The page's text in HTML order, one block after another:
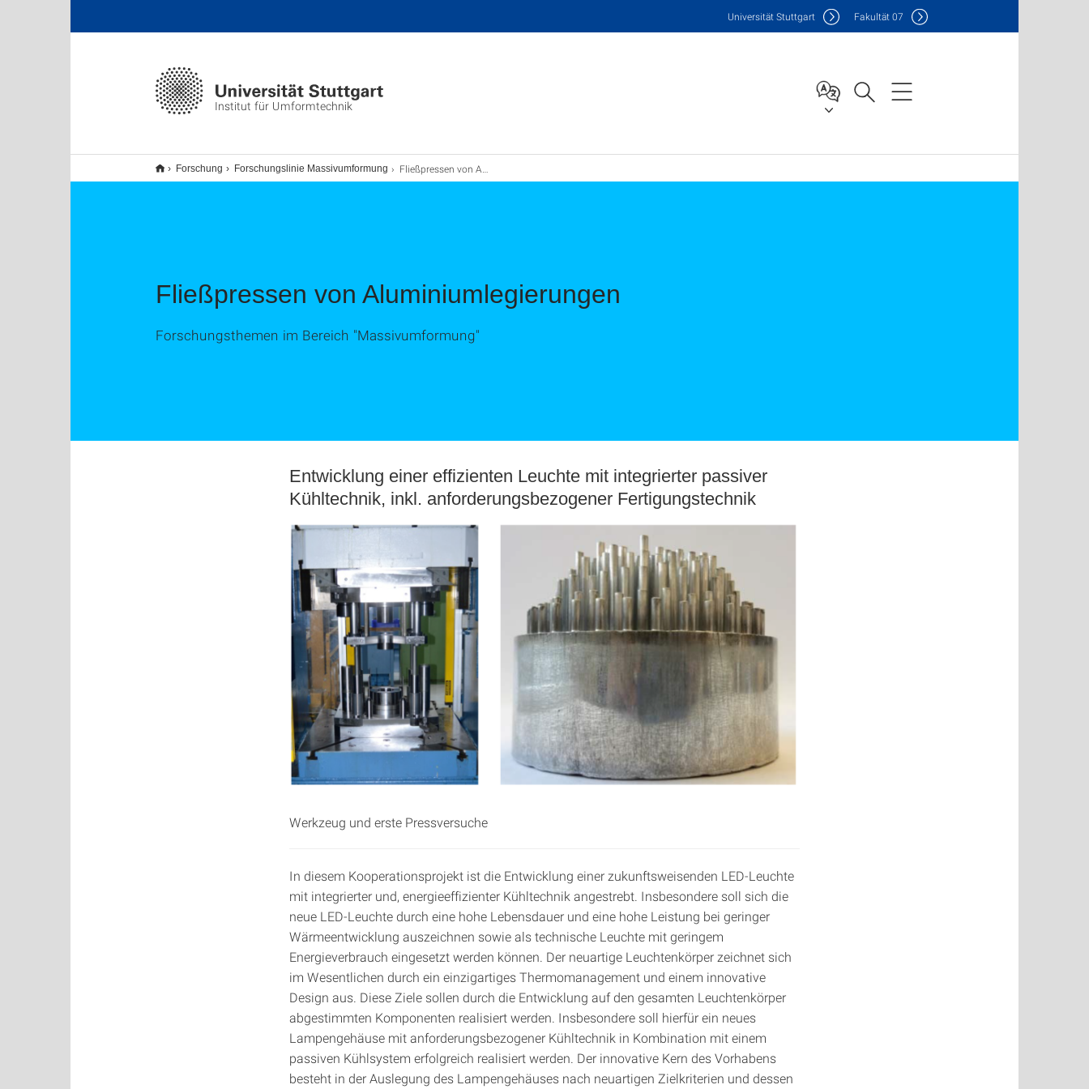
Institut für Umformtechnik
Universität Stuttgart Fakultät07
Forschung Forschungslinie Massivumformung Fließpressen von Aluminiumlegierungen
Fließpressen von Aluminiumlegierungen
Forschungsthemen im Bereich "Massivumformung"
Entwicklung einer effizienten Leuchte mit integrierter passiver
Kühltechnik, inkl. anforderungsbezogener Fertigungstechnik
Werkzeug und erste Pressversuche
In diesem Kooperationsprojekt ist die Entwicklung einer zukunftsweisenden LED-Leuchte
mit integrierter und, energieeffizienter Kühltechnik angestrebt. Insbesondere soll sich die
neue LED-Leuchte durch eine hohe Lebensdauer und eine hohe Leistung bei geringer
Wärmeentwicklung auszeichnen sowie als technische Leuchte mit geringem
Energieverbrauch eingesetzt werden können. Der neuartige Leuchtenkörper zeichnet sich
im Wesentlichen durch ein einzigartiges Thermomanagement und einem innovative
Design aus. Diese Ziele sollen durch die Entwicklung auf den gesamten Leuchtenkörper
abgestimmten Komponenten realisiert werden. Insbesondere soll hierfür ein neues
Lampengehäuse mit anforderungsbezogener Kühltechnik in Kombination mit einem
passiven Kühlsystem erfolgreich realisiert werden. Der innovative Kern des Vorhabens
besteht in der Auslegung des Lampengehäuses nach neuartigen Zielkriterien und dessen